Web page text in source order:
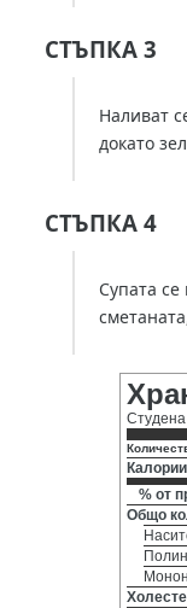
СТЪПКА 3
Наливат
докато
СТЪПКА 4
Супата
Калории
% от
Общо